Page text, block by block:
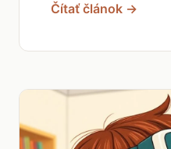
Čítať článok →